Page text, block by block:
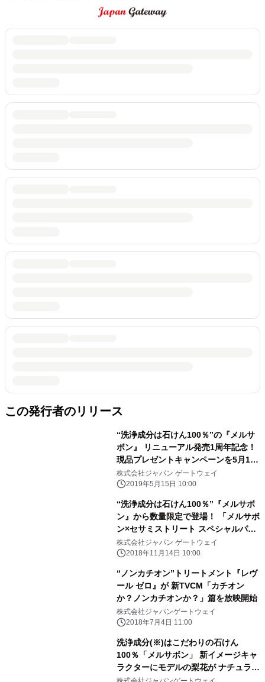
この発行者のリリース
“洗浄成分は石けん100％”の『メルサ
ボン』 リニューアル発売1周年記念！
現品プレゼントキャンペーンを5月15
日スタート ～公式Instagramにて実
施～
株式会社ジャパン ゲートウェイ
2019年5月15日 10:00
“洗浄成分は石けん100％”『メルサボ
ン』から数量限定で登場！ 「メルサボ
ン×セサミストリート スペシャルパッ
ケージ」新発売
株式会社ジャパン ゲートウェイ
2018年11月14日 10:00
“ノンカチオン”トリートメント『レヴ
ール ゼロ』が 新TVCM「カチオン
か？ノンカチオンか？」篇を放映開始
株式会社ジャパンゲートウェイ
2018年7月4日 11:00
洗浄成分(※)はこだわりの石けん
100％「メルサボン」 新イメージキャ
ラクターにモデルの梨花が ナチュラル
な姿で登場！ 6月20日(水)より全国